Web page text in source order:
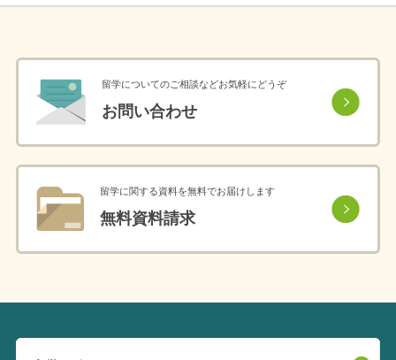
留学についてのご相談などお気軽にどうぞ
お問い合わせ
留学に関する資料を無料でお届けします
無料資料請求